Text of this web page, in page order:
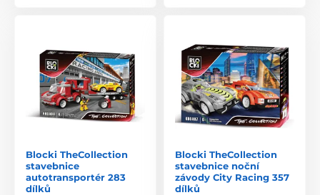
Blocki TheCollection
stavebnice
autotransportér 283
dílků
Blocki TheCollection
stavebnice noční
závody City Racing 357
dílků